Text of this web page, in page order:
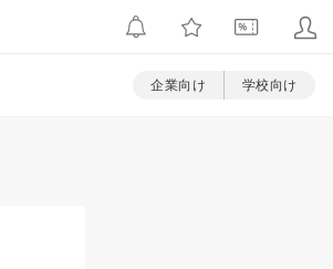
企業向け 学校向け